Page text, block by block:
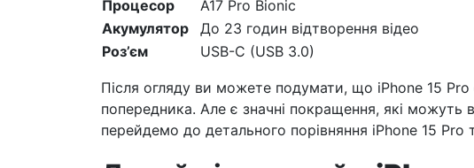
Процесор
A17 Pro Bionic
Акумулятор
До 23 годин відтворення відео
Роз’єм
USB-C (USB 3.0)
Після огляду ви можете подумати, що iPhone 15
попередника. Але є значні покращення, які можуть
перейдемо до детального порівняння iPhone 15 Pro